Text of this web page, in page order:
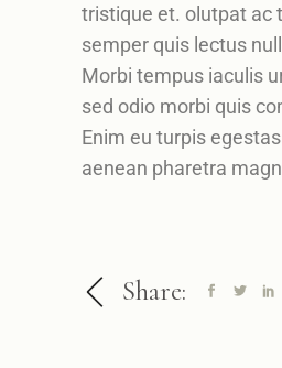
tristique et. olutpat ac
semper quis lectus
Morbi tempus iaculis
sed odio morbi quis
Enim eu turpis
aenean pharetra
Share: